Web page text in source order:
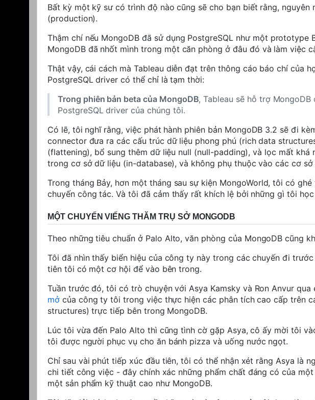
Bất kỳ một kỹ sư có trình độ nào cũng sẽ cho bạn biết rằng, nguyên
(production).
Thậm chí nếu MongoDB đã sử dụng PostgreSQL như một prototype
MongoDB đã nhốt mình trong một căn phòng ở đâu đó và làm việc
Thật vậy, cái cách mà Tableau diễn đạt trên thông cáo báo chí của
PostgreSQL drivercó thểchỉ là tạm thời:
Trong phiên bản beta của MongoDB, Tableau sẽ hỗ trợ
PostgreSQL driver của chúng tôi.
Có lẽ, tôi nghĩ rằng, việc phát hành phiên bản MongoDB 3.2 sẽ đi
connector đưa ra các cấu trúc dữ liệu phong phú (rich data
(flattening), bổ sung thêm dữ liệu null (null-padding), và lọc mất
trong cơ sở dữ liệu (in-database), và không phụ thuộc vào các cơ
Trong tháng Bảy, hơn một tháng sau sự kiện MongoWorld, tôi có
chuyến công tác. Và tôi đã cảm thấy rất khích lệ bởi những gì tôi
MỘT CHUYẾN VIẾNG THĂM TRỤ SỞ MONGODB
Theo những tiêu chuẩn ở Palo Alto, văn phòng của MongoDB cũng
Tôi đã nhìn thấy biển hiệu của công ty này trong các chuyến đi
tiên tôi có một cơ hội để vào bên trong.
Tuần trước đó, tôi có trò chuyện với Asya Kamsky và Ron Anvur
mởcủa công ty tôi trong việc thực hiện các phân tích cao cấp trên
structures) trực tiếp bên trong MongoDB.
Lúc tôi vừa đến Palo Alto thì cũng tình cờ gặp Asya, cô ấy mời tôi
tôi được người phục vụ cho ăn bánh pizza và uống nước ngọt.
Chỉ sau vài phút tiếp xúc đầu tiên, tôi có thể nhận xét rằng Asya là
chi tiết công việc - đây chính xác những phẩm chất đáng có của
một sản phẩm kỹ thuật cao như MongoDB.